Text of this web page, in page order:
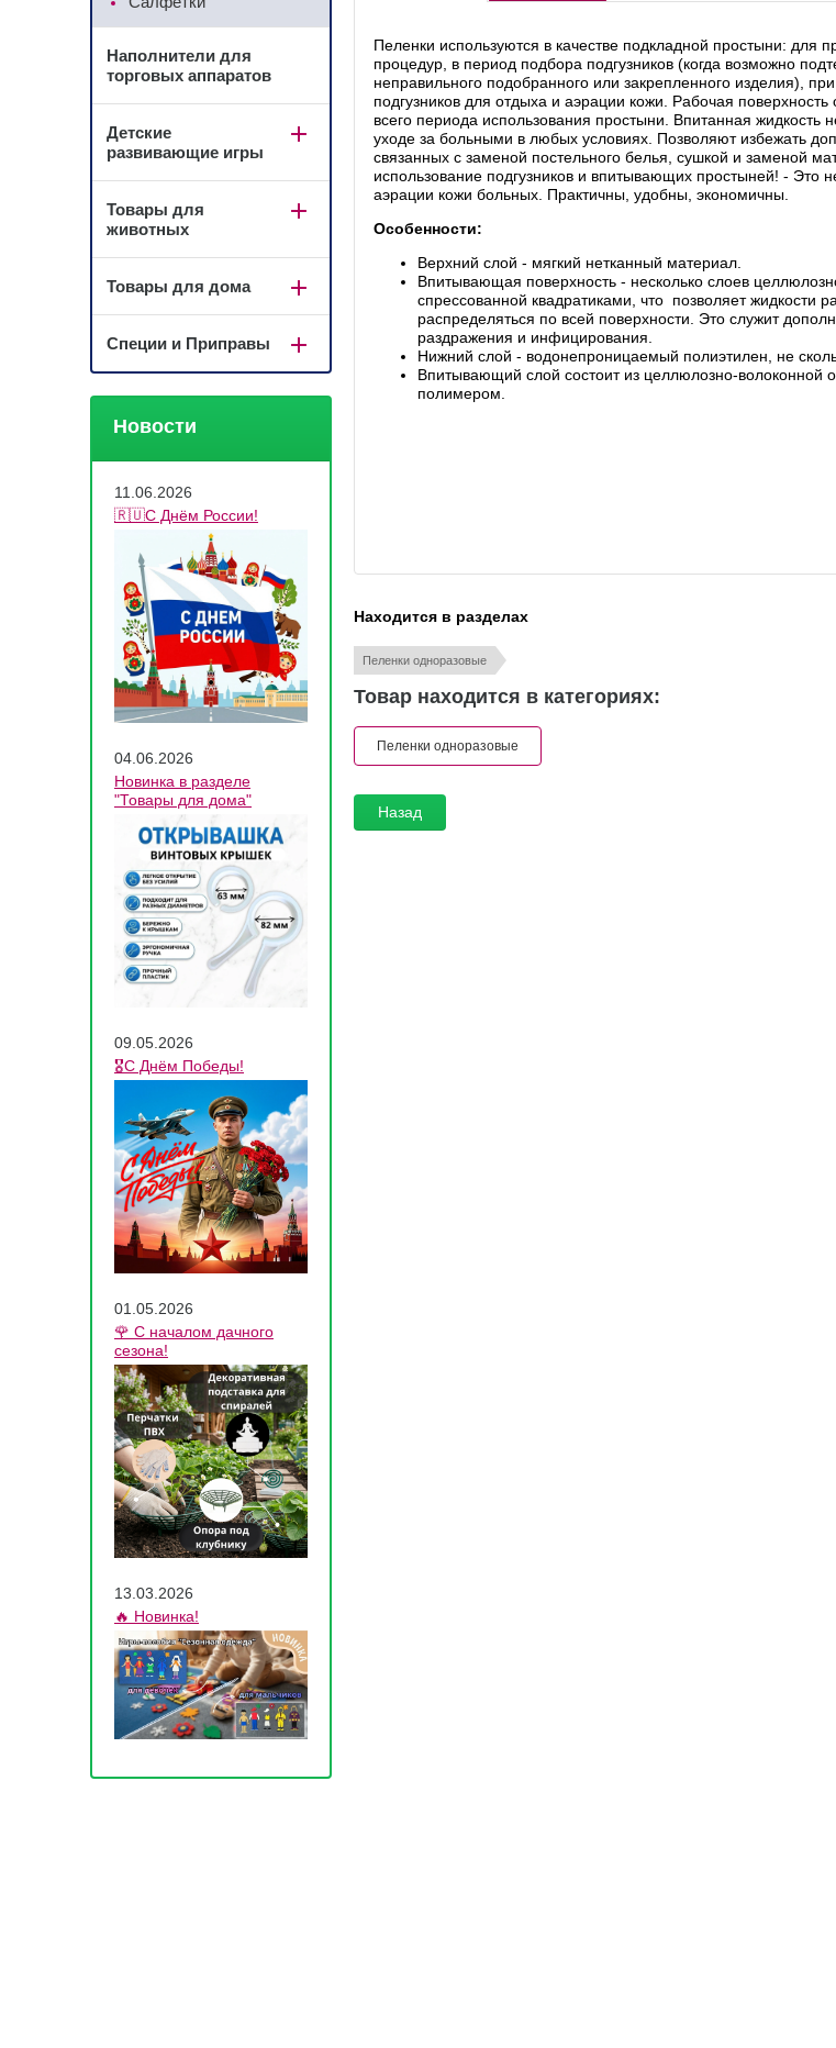
Пеленки используются в качестве подкладной простыни: для
процедур, в период подбора подгузников (когда возможно
неправильного подобранного или закрепленного изделия),
подгузников для отдыха и аэрации кожи. Рабочая поверхность
всего периода использования простыни. Впитанная жидкость
уходе за больными в любых условиях. Позволяют избежать
связанных с заменой постельного белья, сушкой и заменой
использование подгузников и впитывающих простыней! - Это
аэрации кожи больных. Практичны, удобны, экономичны.
Особенности:
Верхний слой - мягкий нетканный материал.
Впитывающая поверхность - несколько слоев
спрессованной квадратиками, что позволяет жидкости
распределяться по всей поверхности. Это служит
раздражения и инфицирования.
Нижний слой - водонепроницаемый полиэтилен, не
Впитывающий слой состоит из целлюлозно-волоконной
полимером.
Находится в разделах
Пеленки одноразовые
Товар находится в категориях:
Пеленки одноразовые
Назад
Наполнители для
торговых аппаратов
Детские
развивающие игры
Товары для
животных
Товары для дома
Специи и Приправы
Новости
11.06.2026
🇷🇺С Днём России!
04.06.2026
Новинка в разделе
"Товары для дома"
09.05.2026
🎖️С Днём Победы!
01.05.2026
🌹 С началом дачного
сезона!
13.03.2026
🔥 Новинка!